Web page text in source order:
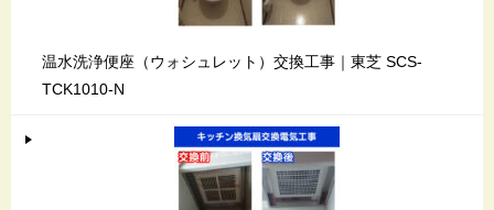
温水洗浄便座（ウォシュレット）交換工事｜東芝 SCS-
TCK1010-N